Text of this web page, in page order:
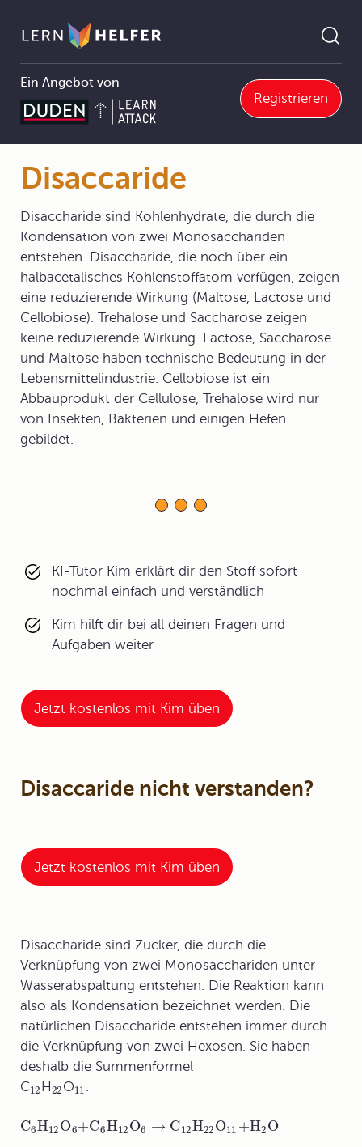
Ein Angebot von
Registrieren
Pfadnavigation
Chemie Abitur 9.5 Naturstoffe Disaccaride
Disaccaride
Disaccharide sind Kohlenhydrate, die durch die
Kondensation von zwei Monosacchariden
entstehen. Disaccharide, die noch über ein
halbacetalisches Kohlenstoffatom verfügen, zeigen
eine reduzierende Wirkung (Maltose, Lactose und
Cellobiose). Trehalose und Saccharose zeigen
keine reduzierende Wirkung. Lactose, Saccharose
und Maltose haben technische Bedeutung in der
Lebensmittelindustrie. Cellobiose ist ein
Abbauprodukt der Cellulose, Trehalose wird nur
von Insekten, Bakterien und einigen Hefen
gebildet.
KI-Tutor Kim erklärt dir den Stoff sofort
nochmal einfach und verständlich
Kim hilft dir bei all deinen Fragen und
Aufgaben weiter
Jetzt kostenlos mit Kim üben
Disaccaride nicht verstanden?
Jetzt kostenlos mit Kim üben
Disaccharide sind Zucker, die durch die
Verknüpfung von zwei Monosacchariden unter
Wasserabspaltung entstehen. Die Reaktion kann
also als Kondensation bezeichnet werden. Die
natürlichen Disaccharide entstehen immer durch
die Verknüpfung von zwei Hexosen. Sie haben
deshalb die Summenformel
C12H22O11.
C6H12O6+C6H12 O6 → C12H22 O11 +H2 O